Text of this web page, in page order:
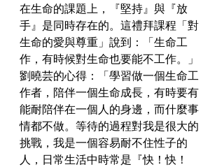
在生命的課題上，『堅持』與『放
手』是同時存在的。這禮拜課程「對
生命的愛與尊重」說到：「生命工
作，有時候對生命也要能不工作。」
劉曉芸的心得：「學習做一個生命工
作者，陪伴一個生命成長，有時要有
能耐陪伴在一個人的身邊，而什麼事
情都不做。等待的過程對我是很大的
挑戰，我是一個容易耐不住性子的
人，日常生活中時常是『快！快！